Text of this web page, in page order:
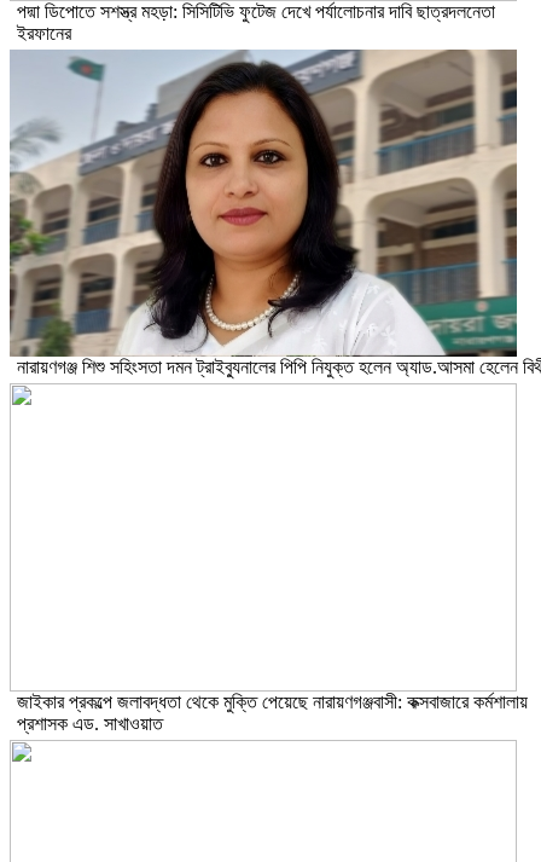
পদ্মা ডিপোতে সশস্ত্র মহড়া: সিসিটিভি ফুটেজ দেখে পর্যালোচনার দাবি ছাত্রদলনেতা
ইরফানের
নারায়ণগঞ্জ শিশু সহিংসতা দমন ট্রাইব্যুনালের পিপি নিযুক্ত হলেন অ্যাড.আসমা হেলেন
জাইকার প্রকল্পে জলাবদ্ধতা থেকে মুক্তি পেয়েছে নারায়ণগঞ্জবাসী: কক্সবাজারে কর্মশালায়
প্রশাসক এড. সাখাওয়াত